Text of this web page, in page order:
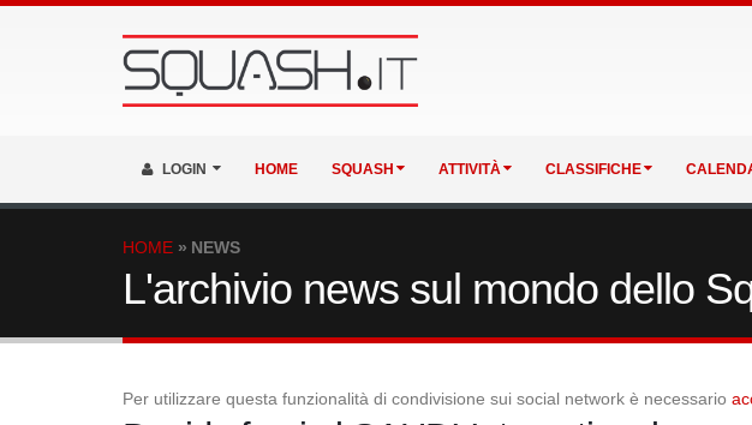
LOGIN HOME SQUASH ATTIVITÀ CLASSIFICHE
HOME NEWS
L'archivio news sul mondo dello
Per utilizzare questa funzionalità di condivisione sui social network è necessario